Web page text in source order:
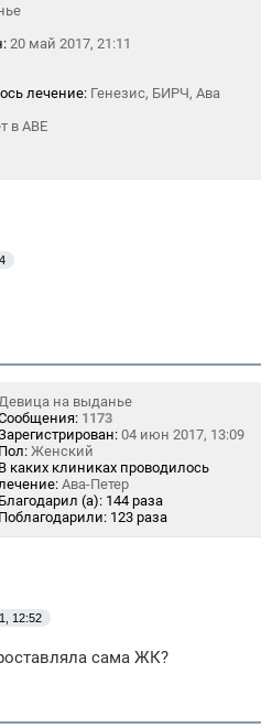
20 май 2017, 21:11
лечение: Генезис, БИРЧ, Ава
в АВЕ
Девица на выданье
1173
04 июн 2017, 13:09
Пол: Женский
В каких клиниках проводилось
лечение: Ава-Петер
Благодарил (а): 144 раза
Поблагодарили: 123 раза
12:52
сама ЖК?